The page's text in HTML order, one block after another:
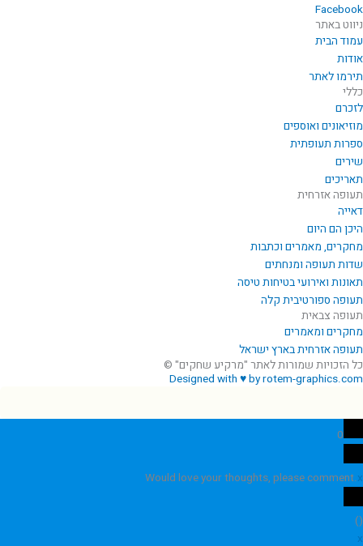
Facebook
ניווט באתר
עמוד הבית
אודות
תירמו לאתר
כללי
לזכרם
מוזיאונים ואוספים
ספרות תעופתית
שירים
תאריכים
תעופה אזרחית
דאייה
היכן הם היום
מחקרים, מאמרים וכתבות
שדות תעופה ומנחתים
תאונות ואירועי בטיחות טיסה
תעופה ספורטיבית קלה
תעופה צבאית
מחקרים ומאמרים
תעופה אזרחית בארץ ישראל
כל הזכויות שמורות לאתר "מרקיע שחקים" ©
Designed with ♥ by rotem-graphics.com
0
Would love your thoughts, please comment.x
(
)
x